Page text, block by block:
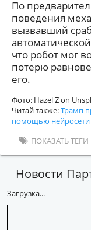
По
поведения
вызвавший
что робот мог
потерю
его.
Фото: Hazel Z on
Читай также:Трамп
помощью нейросети
ПОКАЗАТЬ ТЕГИ
Новости
Загрузка...